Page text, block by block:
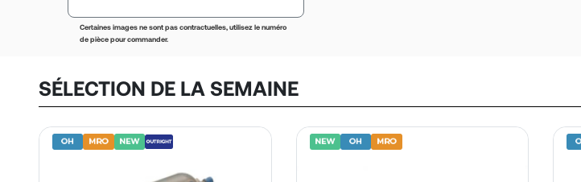
Certaines images ne sont pas contractuelles, utilisez le numéro
de pièce pour commander.
SÉLECTION DE LA SEMAINE